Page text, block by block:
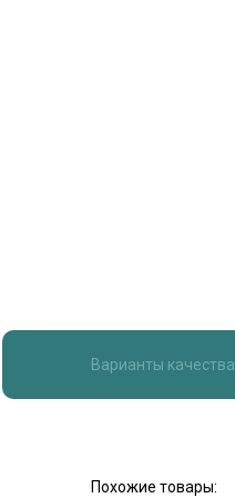
Варианты качества
Похожие товары: